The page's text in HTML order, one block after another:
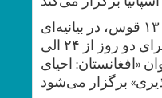
این نهاد روز سه‌شنبه، ۱۳ قوس، در بیانیه‌ای
نگاشته که این کنفرانس برای دو روز از ۲۴ الی
تحت عنوان «افغانستان: احیای